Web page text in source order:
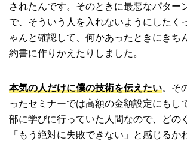
されたんです。そのときに最悪なパター
で、そういう人を入れないようにしたく
ゃんと確認して、何かあったときにきち
約書に作りかえたりしました。
本気の人だけに僕の技術を伝えたい。そ
ったセミナーでは高額の金額設定にもし
部に学びに行っていた人間なので、どの
「もう絶対に失敗できない」と感じるか